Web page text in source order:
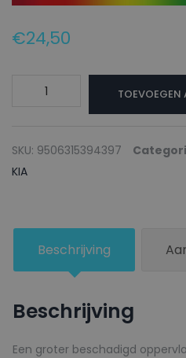
€24,50
Blanke
lak
JUNGLE
GREEN
-
aantal
TOEVOEGEN
SKU: 9506315394397
KIA
Beschrijving
Beschrijving
Een groter beschadigd